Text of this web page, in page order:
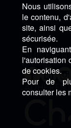
SUIVEZ-
Nous
le contenu,
site, ainsi
sécurisée.
En
l'autorisation
de cookies.
Pour de
consulter les